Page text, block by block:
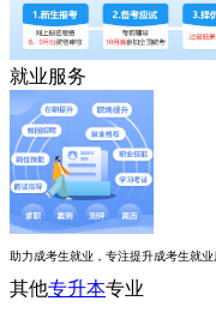
就业服务
助力成考生就业，专注提升成考生就业
其他专升本专业